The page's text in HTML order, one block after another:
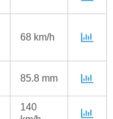
68 km/h
85.8 mm
140